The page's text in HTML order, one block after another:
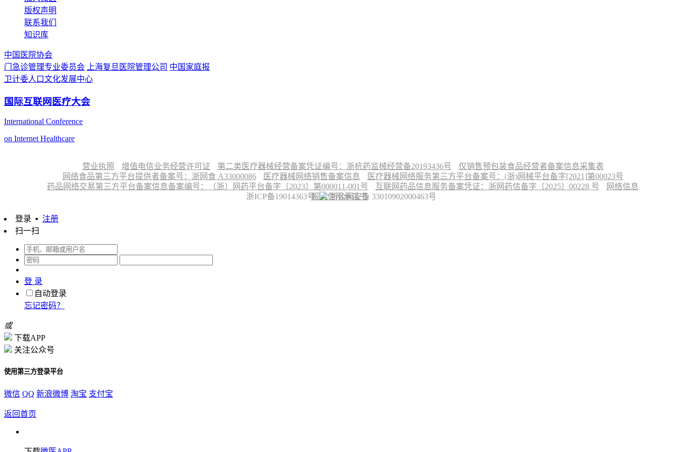
版权声明
联系我们
知识库
中国医院协会
门急诊管理专业委员会 上海复旦医院管理公司 中国家庭报
卫计委人口文化发展中心
国际互联网医疗大会
International Conference
on Internet Healthcare
营业执照 增值电信业务经营许可证 第二类医疗器械经营备案凭证编号：浙杭药监械经营备20193436号
仅销售预包装食品经营者备案信息采集表
网络食品第三方平台提供者备案号：浙网食 A33000086
医疗器械网络销售备案信息
医疗器械网络服务第三方平台备案号：(浙)网械平台备字[2021]第00023号
药品网络交易第三方平台备案信息备案编号：（浙）网药平台备字〔2023〕第000011-001号
互联网药品信息服务备案凭证：浙网药信备字〔2025〕00228 号
网络信息
服务信用承诺书
浙ICP备19014363号 浙公网安备 33010902000463号
登录 ▪ 注册
扫一扫
登 录
自动登录
忘记密码？
或
下载APP
关注公众号
使用第三方登录平台
微信 QQ 新浪微博 淘宝 支付宝
返回首页